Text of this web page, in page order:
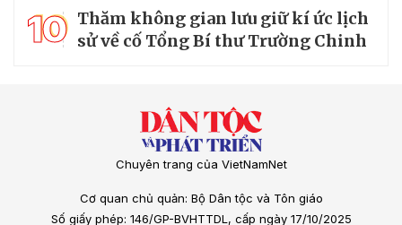
10 Thăm không gian lưu giữ kí ức lịch
sử về cố Tổng Bí thư Trường Chinh
Chuyên trang của VietNamNet
Cơ quan chủ quản: Bộ Dân tộc và Tôn giáo
Số giấy phép: 146/GP-BVHTTDL, cấp ngày 17/10/2025